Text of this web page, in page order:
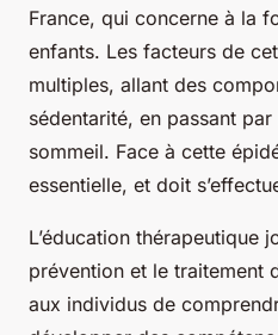
France, qui concerne à la
enfants. Les facteurs de
multiples, allant des
sédentarité, en passant
sommeil. Face à cette
essentielle, et doit
L’éducation thérapeutique
prévention et le traitement
aux individus de